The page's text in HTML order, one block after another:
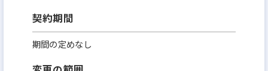
契約期間
期間の定めなし